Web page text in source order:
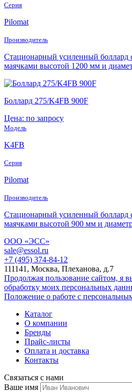
Серия
Pilomat
Производитель
Стационарный усиленный боллард
маячками высотой 1200 мм и
Боллард 275/K4FB 900F
Цена: по запросу
Модель
K4FB
Серия
Pilomat
Производитель
Стационарный усиленный боллард
маячками высотой 900 мм и
ООО «ЭСС»
sale@essol.ru
+7 (495) 374-84-12
111141, Москва, Плеханова, д.7
Продолжая пользование сайтом, я
обработку моих персональных
Положение о работе с
Каталог
О компании
Бренды
Прайс-листы
Оплата и доставка
Контакты
Связаться с нами
Ваше имя